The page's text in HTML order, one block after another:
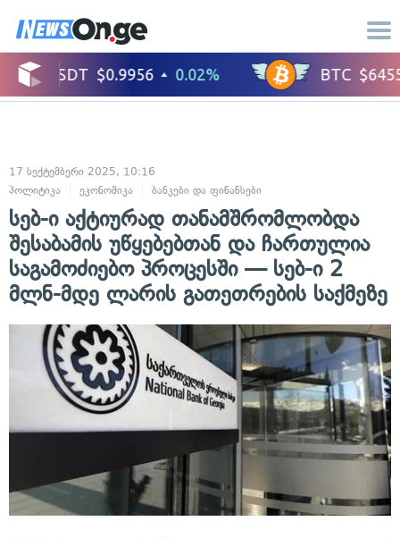
17 სექტემბერი 2025, 10:16
პოლიტიკა
ეკონომიკა ბანკები და ფინანსები
სებ-ი აქტიურად თანამშრომლობდა
შესაბამის უწყებებთან და ჩართულია
საგამოძიებო პროცესში — სებ-ი 2
მლნ-მდე ლარის გათეთრების საქმეზე